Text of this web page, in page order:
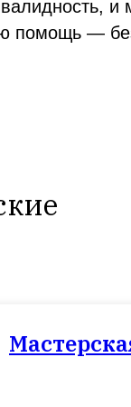
и
помощь —